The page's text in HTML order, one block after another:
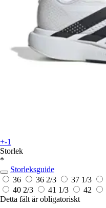
+-1
Storlek
*
Storleksguide
36
36 2/3 37 1/3
40 2/3
41 1/3 42
Detta fält är obligatoriskt